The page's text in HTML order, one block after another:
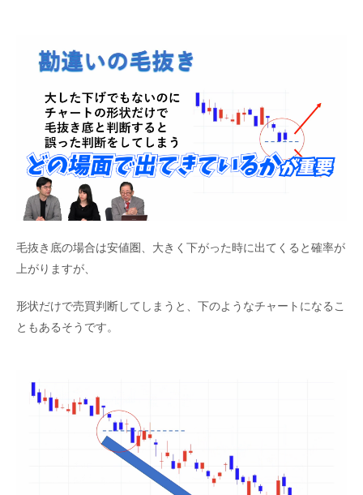
毛抜き底の場合は安値圏、大きく下がった時に出てくると確率が
上がりますが、
形状だけで売買判断してしまうと、下のようなチャートになるこ
ともあるそうです。